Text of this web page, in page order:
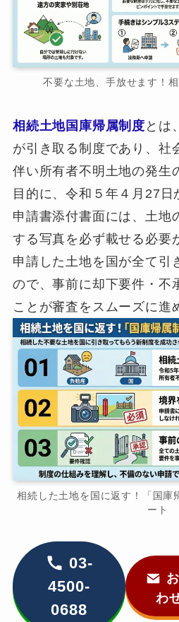
不要な土地、手放せます！
相続土地国庫帰属制度 とは
が引き取る制度であり、社
伴い所有者不明土地の発生
目的に、令和５年４月27日
申請書添付書面には、土地
する写真を必ず載せる必要
申請した土地を国が全て引
ので、事前に却下要件・不
ことが審査をスムーズに進
相続した土地を国に返す！「国庫
ート
03-
4500-
0688
わ